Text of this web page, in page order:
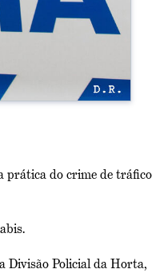
prática do crime de tráfico
Divisão Policial da Horta,